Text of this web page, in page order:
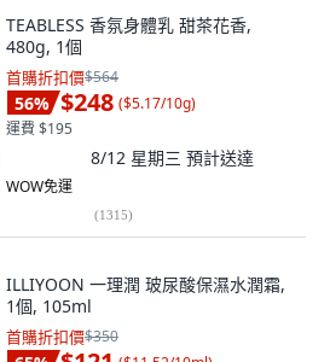
TEABLESS 香氛身體乳 甜茶花香,
480g, 1個
首購折扣價$564
56% $248 ($5.17/10g)
運費 $195
8/12 星期三 預計送達
WOW免運
(1315)
ILLIYOON 一理潤 玻尿酸保濕水潤霜,
1個, 105ml
首購折扣價$350